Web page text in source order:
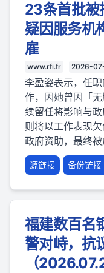
23条首批被
疑因服务机
雇
www.rfi.fr 2026-
李盈姿表示，任
作，因她曾因「
续留任将影响与
则将以工作表现
政府资助，最终被
源链接 备份链接
福建数百名
警对峙，抗
（